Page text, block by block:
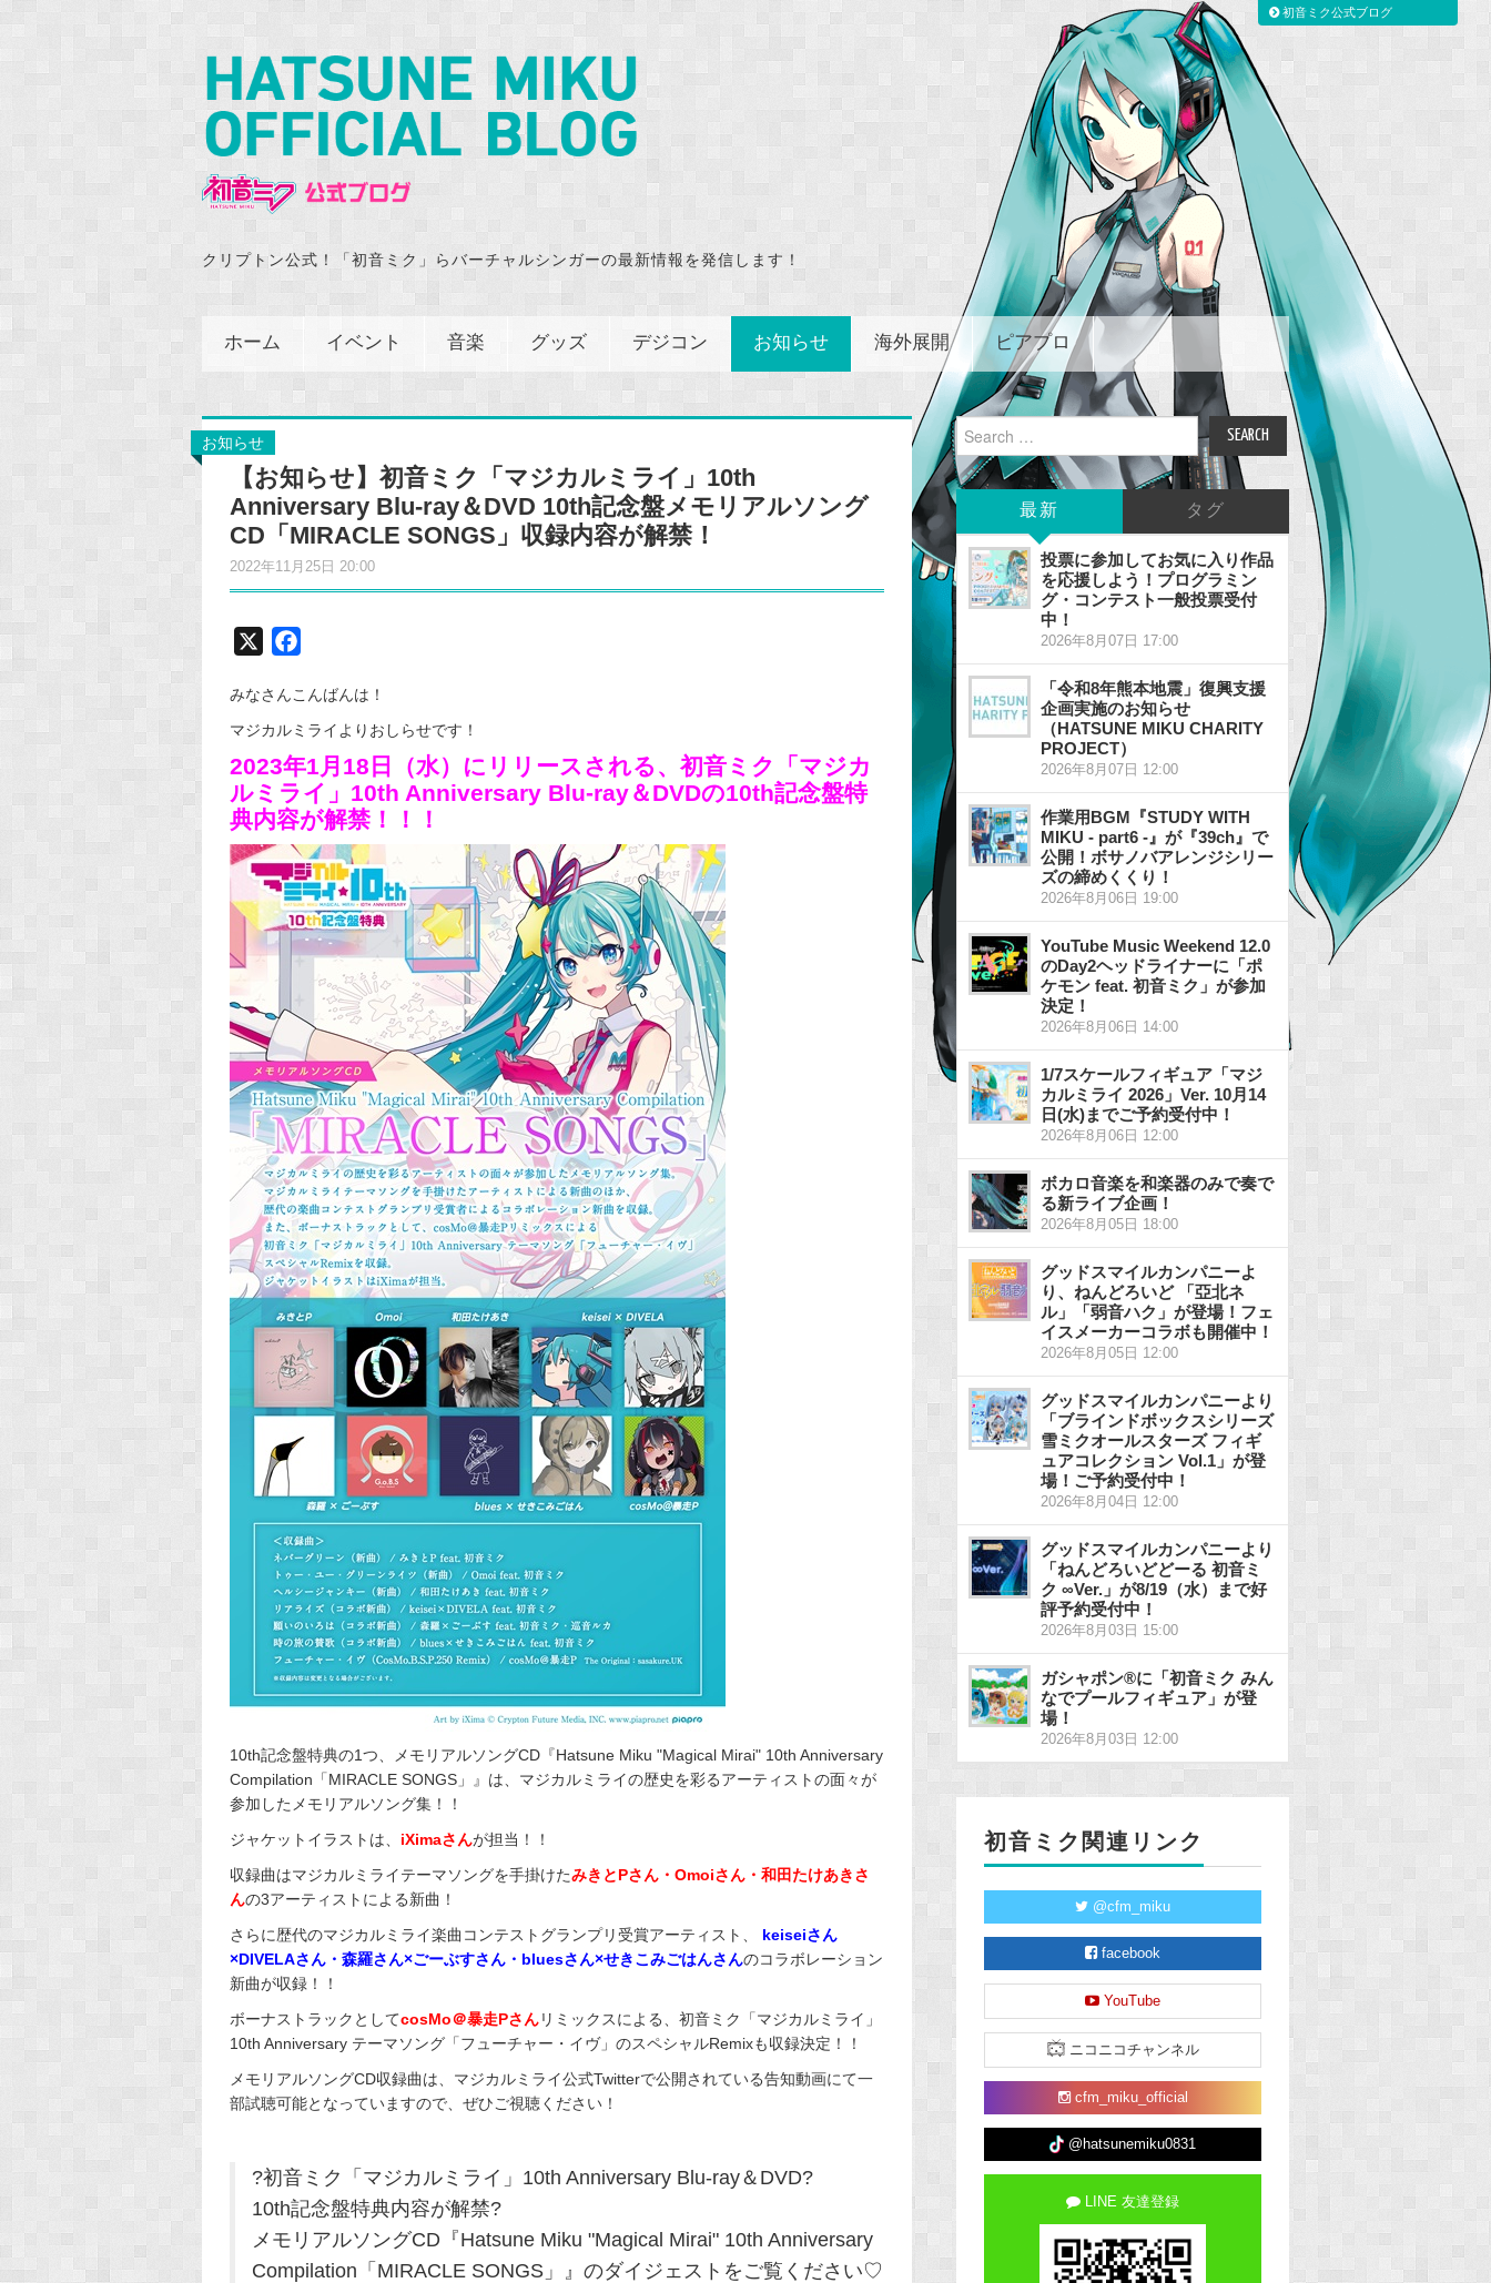
クリプトン公式！「初音ミク」らバーチャルシンガーの最新情報を発信します！
ホーム イベント 音楽 グッズ デジコン お知らせ 海外展開 ピアプロ
お知らせ
【お知らせ】初音ミク「マジカルミライ」10th
Anniversary Blu-ray＆DVD 10th記念盤メモリアルソング
CD「MIRACLE SONGS」収録内容が解禁！
2022年11月25日 20:00
c
e
b
o
k
みなさんこんばんは！
マジカルミライよりおしらせです！
2023年1月18日（水）にリリースされる、初音ミク「マジカ
ルミライ」10th Anniversary Blu-ray＆DVDの10th記念盤特
典内容が解禁！！！
10th記念盤特典の1つ、メモリアルソングCD『Hatsune Miku "Magical Mirai" 10th Anniversary
Compilation「MIRACLE SONGS」』は、マジカルミライの歴史を彩るアーティス トの面々が
参加したメモリアルソング集！！
ジャケットイラストは、 iXimaさんが担当！！
収録曲はマジカルミライテーマソングを手掛けたみきとPさん・Omoiさん・和田たけあきさ
んの3アーティストによる新曲！
さらに歴代のマジカルミライ楽曲コンテストグランプリ受賞アーティスト、
keiseiさん
×DIVELAさん・森羅さん×ごーぶすさん・bluesさん×せきこみごはんさんのコラボレーション
新曲が収録！！
ボーナストラックとしてcosMo＠暴走Pさんリミックスによる、初音ミク「マジカルミライ」
10th Anniversary テーマソング「フューチャー・イヴ」のスペシャルRemixも収録決定！！
メモリアルソングCD収録曲は、マジカルミライ公式Twitterで公開されている告知動画にて一
部試聴可能となっていますので、ぜひご視聴ください！
?初音ミク「マジカルミライ」10th Anniversary Blu-ray＆DVD?
10th記念盤特典内容が解禁?
メモリアルソングCD『Hatsune Miku "Magical Mirai" 10th Anniversary
Compilation「MIRACLE SONGS」』のダイジェストをご覧ください♡
Search
for:
最新 タグ
投票に参加してお気に入り作品
を応援しよう！プログラミン
グ・コンテスト一般投票受付
中！
2026年8月07日 17:00
「令和8年熊本地震」復興支援
企画実施のお知らせ
（HATSUNE MIKU CHARITY
PROJECT）
2026年8月07日 12:00
作業用BGM『STUDY WITH
MIKU - part6 -』が『39ch』で
公開！ボサノバアレンジシリー
ズの締めくくり！
2026年8月06日 19:00
YouTube Music Weekend 12.0
のDay2ヘッドライナーに「ポ
ケモン feat. 初音ミク」が参加
決定！
2026年8月06日 14:00
1/7スケールフィギュア「マジ
カルミライ 2026」Ver. 10月14
日(水)までご予約受付中！
2026年8月06日 12:00
ボカロ音楽を和楽器のみで奏で
る新ライブ企画！
2026年8月05日 18:00
グッドスマイルカンパニーよ
り、ねんどろいど 「亞北ネ
ル」「弱音ハク」が登場！フェ
イスメーカーコラボも開催中！
2026年8月05日 12:00
グッドスマイルカンパニーより
「ブラインドボックスシリーズ
雪ミクオールスターズ フィギ
ュアコレクション Vol.1」が登
場！ご予約受付中！
2026年8月04日 12:00
グッドスマイルカンパニーより
「ねんどろいどどーる 初音ミ
ク ∞Ver.」が8/19（水）まで好
評予約受付中！
2026年8月03日 15:00
ガシャポン®に「初音ミク みん
なでプールフィギュア」が登
場！
2026年8月03日 12:00
初音ミク関連リンク
@cfm_miku
facebook
YouTube
ニコニコチャンネル
cfm_miku_official
@hatsunemiku0831
LINE 友達登録
初音ミク公式ブログ